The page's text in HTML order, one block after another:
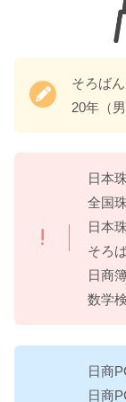
そろば
20年（
日本
全国
日本
そろ
日商
数学
日商
日商